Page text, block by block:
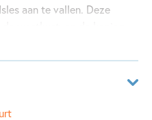
aan te vallen. Deze
Het duurt niet lang
komen hoe gevaarlijk